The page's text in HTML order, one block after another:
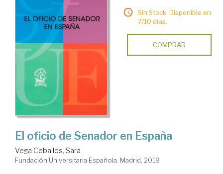
Sin Stock. Disponible en
7/10 días.
COMPRAR
El oficio de Senador en España
Vega Ceballos, Sara
Fundación Universitaria Española. Madrid, 2019